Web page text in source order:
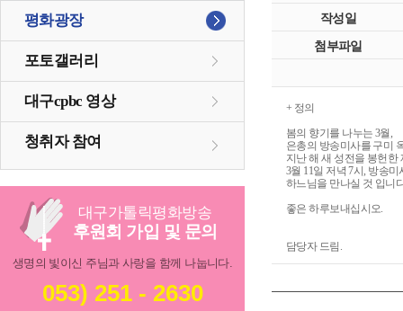
평화광장
포토갤러리
대구cpbc 영상
청취자 참여
대구가톨릭평화방송
후원회 가입 및 문의
생명의 빛이신 주님과 사랑을 함께 나눕니다.
053) 251 - 2630
작성일
첨부파일
+ 정의
봄의 향기를 나누는 3월,
은총의 방송미사를 구미
지난 해 새 성전을 봉헌한
3월 11일 저녁 7시, 방송
하느님을 만나실 것 입니
좋은 하루보내십시오.
담당자 드림.